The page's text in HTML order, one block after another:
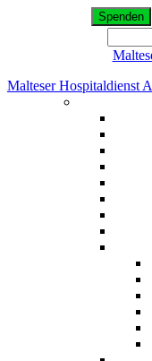
Spenden
Malteser Hospitaldienst